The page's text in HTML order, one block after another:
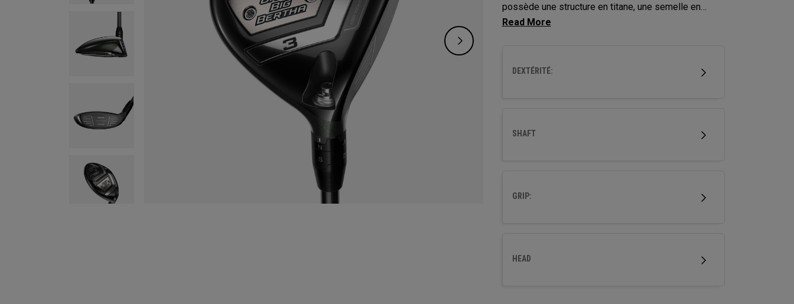
possède une structure en titane, une semelle en
carbone forgé et des poids multi-matériaux, afin
DEXTÉRITÉ:
SHAFT
GRIP:
HEAD